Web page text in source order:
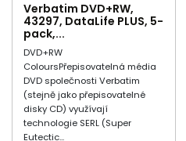
Verbatim DVD+RW,
43297, DataLife PLUS, 5-
pack,...
DVD+RW
ColoursPřepisovatelná média
DVD společnosti Verbatim
(stejně jako přepisovatelné
disky CD) využívají
technologie SERL (Super
Eutectic...